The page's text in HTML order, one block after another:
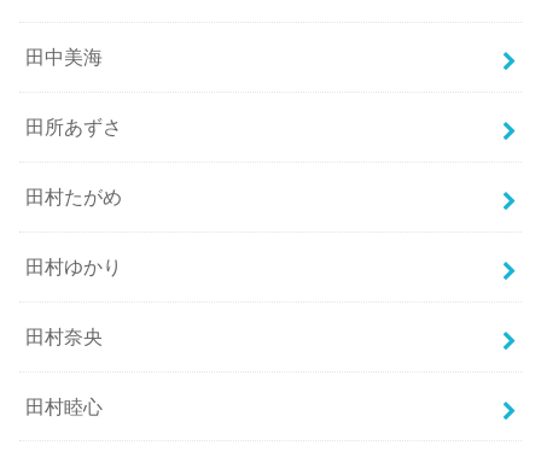
田中美海
田所あずさ
田村たがめ
田村ゆかり
田村奈央
田村睦心